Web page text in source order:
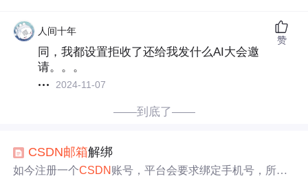
人间十年
同，我都设置拒收了还给我发什么AI大会邀
请。。。
2024-11-07
赞
——到底了——
CSDN邮箱解绑
如今注册一个CSDN 账号，平台会要求绑定手机号，所以